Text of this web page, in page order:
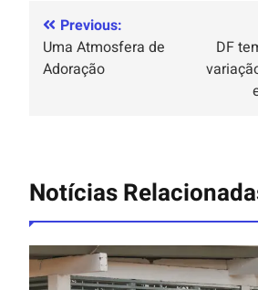
Previous:
Uma Atmosfera de
Adoração
DF
Notícias